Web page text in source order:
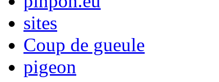
sites
Coup de gueule
pigeon